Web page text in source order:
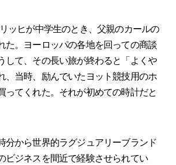
ッヒが中学生のとき、父親のカールの
た。ヨーロッパの各地を回っての商談
して、その長い旅が終わると「よくや
、当時、励んでいたヨット競技用のホ
ってくれた。それが初めての時計だと
から世界的ラグジュアリーブランド
ビジネスを間近で経験させられてい